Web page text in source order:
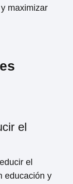
maximizar
el
el
educación y